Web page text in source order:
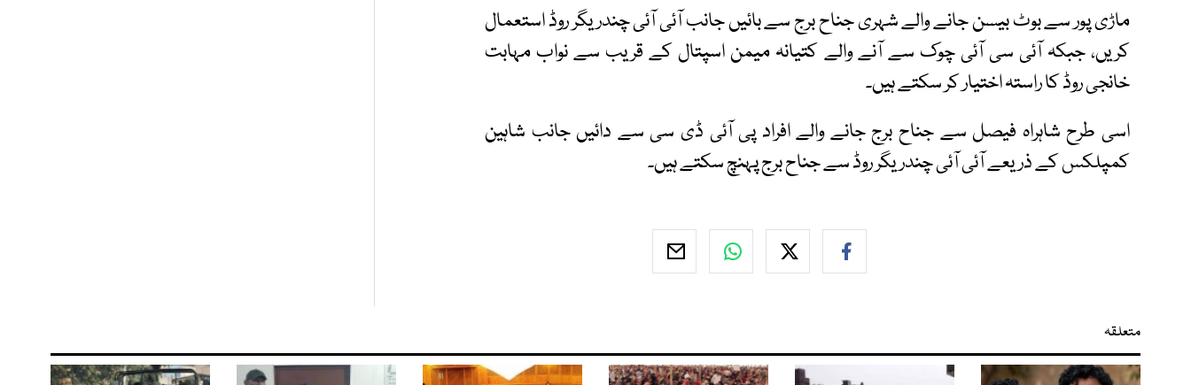
ماڑی پور سے بوٹ بیسن جانے والے شہری جناح برج سے بائیں جانب آئی آئی چندریگر روڈ استعمال
کریں، جبکہ آئی سی آئی چوک سے آنے والے کتیانہ میمن اسپتال کے قریب سے نواب مہابت
خانجی روڈ کا راستہ اختیار کر سکتے ہیں۔
اسی طرح شاہراہ فیصل سے جناح برج جانے والے افراد پی آئی ڈی سی سے دائیں جانب شاہین
کمپلکس کے ذریعے آئی آئی چندریگر روڈ سے جناح برج پہنچ سکتے ہیں۔
متعلقہ